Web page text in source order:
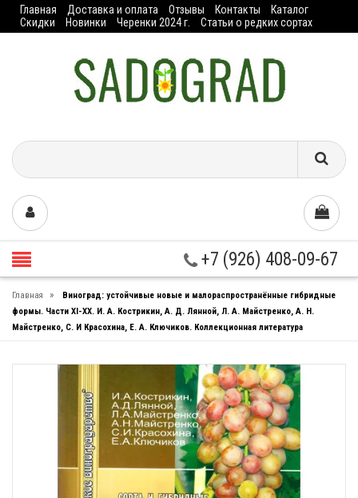
Главная Доставка и оплата Отзывы Контакты
Каталог
Скидки
Новинки Черенки 2024 г. Статьи о редких сортах
+7 (926) 408-09-67
Главная »
Виноград: устойчивые новые и малораспространённые гибридные
формы. Части XI-XX. И. А. Кострикин, А. Д. Лянной, Л. А. Майстренко, А. Н.
Майстренко, С. И Красохина, Е. А. Ключиков. Коллекционная литература